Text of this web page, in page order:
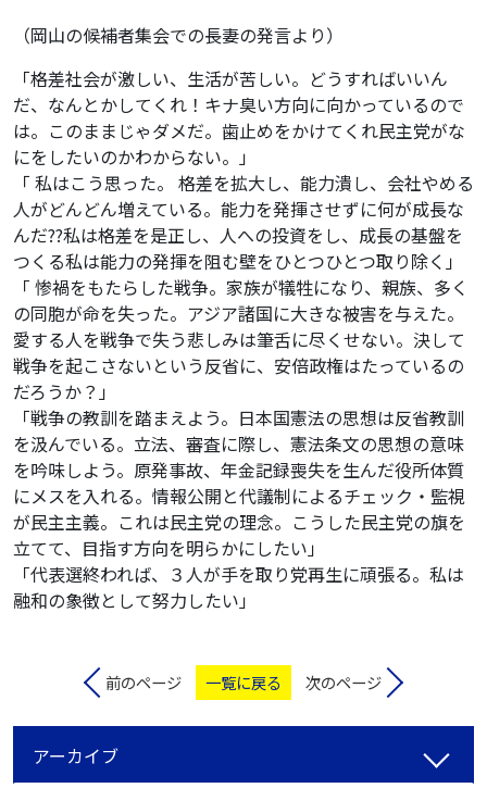
（岡山の候補者集会での長妻の発言より）
「格差社会が激しい、生活が苦しい。どうすればいいん
だ、なんとかしてくれ！キナ臭い方向に向かっているので
は。このままじゃダメだ。歯止めをかけてくれ民主党がな
にをしたいのかわからない。」
「 私はこう思った。 格差を拡大し、能力潰し、会社やめる
人がどんどん増えている。能力を発揮させずに何が成長な
んだ??私は格差を是正し、人への投資をし、成長の基盤を
つくる私は能力の発揮を阻む壁をひとつひとつ取り除く」
「 惨禍をもたらした戦争。家族が犠牲になり、親族、多く
の同胞が命を失った。アジア諸国に大きな被害を与えた。
愛する人を戦争で失う悲しみは筆舌に尽くせない。決して
戦争を起こさないという反省に、安倍政権はたっているの
だろうか？」
「戦争の教訓を踏まえよう。日本国憲法の思想は反省教訓
を汲んでいる。立法、審査に際し、憲法条文の思想の意味
を吟味しよう。原発事故、年金記録喪失を生んだ役所体質
にメスを入れる。情報公開と代議制によるチェック・監視
が民主主義。これは民主党の理念。こうした民主党の旗を
立てて、目指す方向を明らかにしたい」
「代表選終われば、３人が手を取り党再生に頑張る。私は
融和の象徴として努力したい」
前のページ 一覧に戻る 次のページ
アーカイブ